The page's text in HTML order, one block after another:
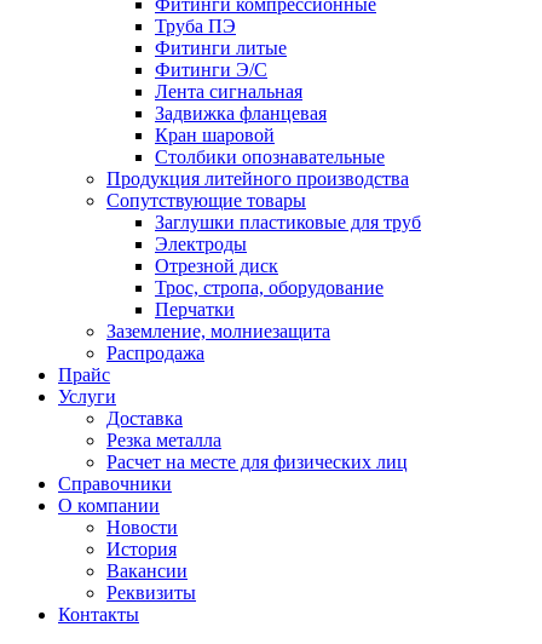
Фитинги компрессионные
Труба ПЭ
Фитинги литые
Фитинги Э/С
Лента сигнальная
Задвижка фланцевая
Кран шаровой
Столбики опознавательные
Продукция литейного производства
Сопутствующие товары
Заглушки пластиковые для труб
Электроды
Отрезной диск
Трос, стропа, оборудование
Перчатки
Заземление, молниезащита
Распродажа
Прайс
Услуги
Доставка
Резка металла
Расчет на месте для физических лиц
Справочники
О компании
Новости
История
Вакансии
Реквизиты
Контакты